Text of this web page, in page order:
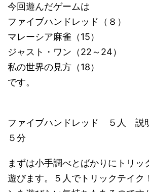
今回遊んだゲームは
ファイブハンドレッド（８）
マレーシア麻雀（15）
ジャスト・ワン（22～24）
私の世界の見方（18）
です。
ファイブハンドレッド ５人 説
５分
まずは小手調べとばかりにトリッ
遊びます。５人でトリックテイク